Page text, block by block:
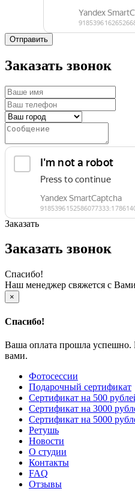
Отправить
Заказать звонок
Заказать
Заказать звонок
Спасибо!
Наш менеджер свяжется с
×
Спасибо!
Ваша оплата прошла успешно.
вами.
Фотосессии
Подарочный сертификат
Сертификат на 500
Сертификат на 3000
Сертификат на 5000
Ретушь
Новости
О студии
Контакты
FAQ
Отзывы